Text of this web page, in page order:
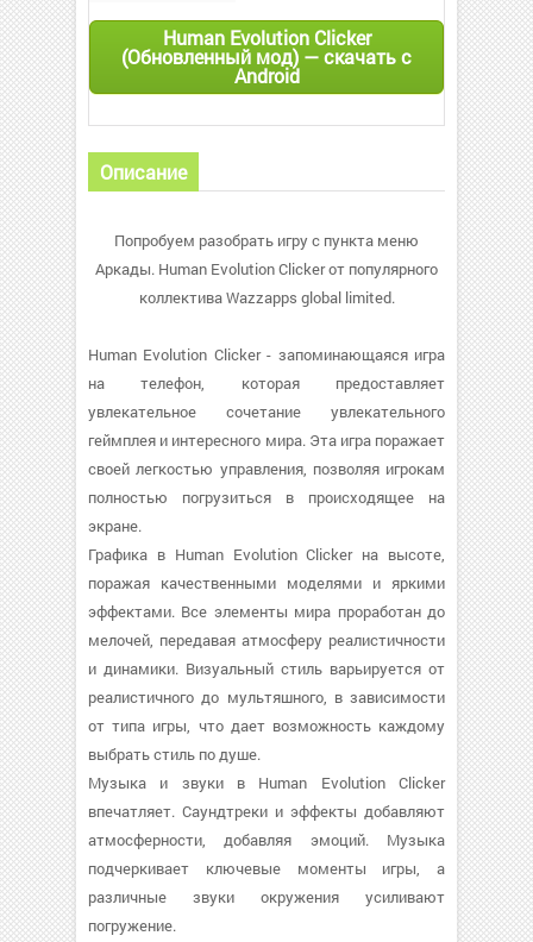
Human Evolution Clicker
(Обновленный мод) — скачать с
Android
Описание
Попробуем разобрать игру с пункта меню
Аркады. Human Evolution Clicker от популярного
коллектива Wazzapps global limited.
Human Evolution Clicker - запоминающаяся игра
на телефон, которая предоставляет
увлекательное сочетание увлекательного
геймплея и интересного мира. Эта игра поражает
своей легкостью управления, позволяя игрокам
полностью погрузиться в происходящее на
экране.
Графика в Human Evolution Clicker на высоте,
поражая качественными моделями и яркими
эффектами. Все элементы мира проработан до
мелочей, передавая атмосферу реалистичности
и динамики. Визуальный стиль варьируется от
реалистичного до мультяшного, в зависимости
от типа игры, что дает возможность каждому
выбрать стиль по душе.
Музыка и звуки в Human Evolution Clicker
впечатляет. Саундтреки и эффекты добавляют
атмосферности, добавляя эмоций. Музыка
подчеркивает ключевые моменты игры, а
различные звуки окружения усиливают
погружение.